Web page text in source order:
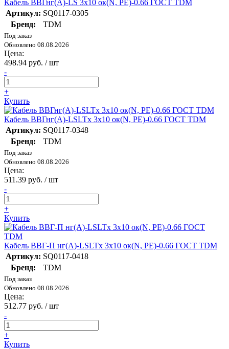
Кабель ВВГнг(А)-LS 3х10 ок(N, PE)-0.66 ГОСТ TDM
Артикул: SQ0117-0305
Бренд:
TDM
Под заказ
Обновлено 08.08.2026
Цена:
498.94 руб. / шт
-
+
Купить
Кабель ВВГнг(А)-LSLTx 3х10 ок(N, PE)-0.66 ГОСТ TDM
Артикул: SQ0117-0348
Бренд:
TDM
Под заказ
Обновлено 08.08.2026
Цена:
511.39 руб. / шт
-
+
Купить
Кабель ВВГ-П нг(А)-LSLTx 3х10 ок(N, PE)-0.66 ГОСТ TDM
Артикул: SQ0117-0418
Бренд:
TDM
Под заказ
Обновлено 08.08.2026
Цена:
512.77 руб. / шт
-
+
Купить